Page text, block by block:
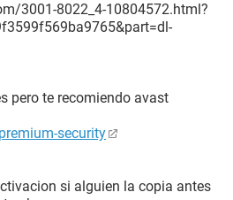
3001-8022_4-10804572.html?
pero te recomiendo avast
security
si alguien la copia antes